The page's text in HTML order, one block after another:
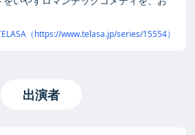
（https://www.telasa.jp/series/15554）
出演者